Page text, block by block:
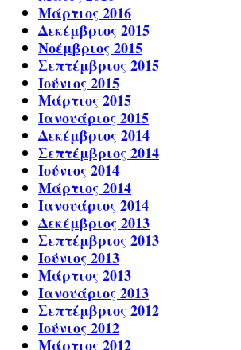
Μάρτιος 2016
Δεκέμβριος 2015
Νοέμβριος 2015
Σεπτέμβριος 2015
Ιούνιος 2015
Μάρτιος 2015
Ιανουάριος 2015
Δεκέμβριος 2014
Σεπτέμβριος 2014
Ιούνιος 2014
Μάρτιος 2014
Ιανουάριος 2014
Δεκέμβριος 2013
Σεπτέμβριος 2013
Ιούνιος 2013
Μάρτιος 2013
Ιανουάριος 2013
Σεπτέμβριος 2012
Ιούνιος 2012
Μάρτιος 2012